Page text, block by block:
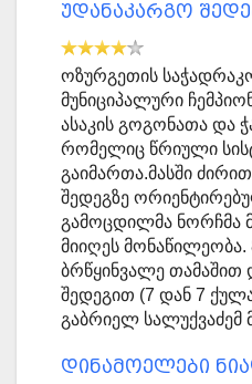
უდანაკარგო
ოზურგეთის
მუნიციპალური
ასაკის გოგონათა და
რომელიც წრიული
გაიმართა.მასში
შედეგზე
გამოცდილმა ნორჩმა
მიიღეს მონაწილეობა.
ბრწყინვალე თამაშით
შედეგით (7 დან 7
გაბრიელ სალუქვაძემ
დინამოელები